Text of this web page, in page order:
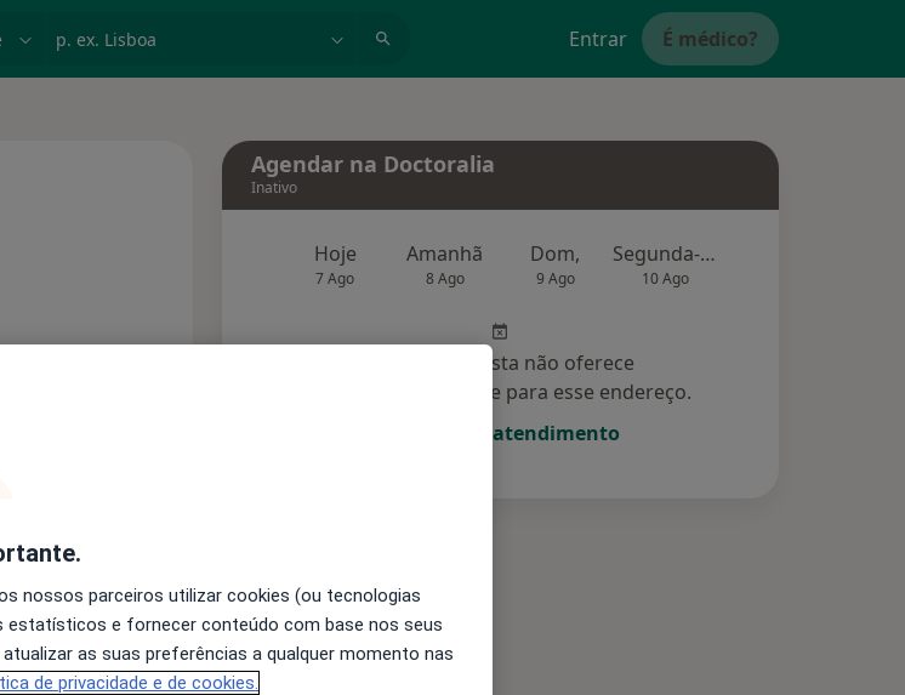
Entrar É médico?
Agendar na Doctoralia
Inativo
Hoje
7 Ago
Amanhã
8 Ago
Dom,
9 Ago
Segunda-feira
10 Ago
Esse especialista não oferece
agendamento online para esse endereço.
Solicite um atendimento
nossos parceiros utilizar cookies (ou tecnologias
estatísticos e fornecer conteúdo com base nos seus
as suas preferências a qualquer momento nas
de privacidade e de cookies.